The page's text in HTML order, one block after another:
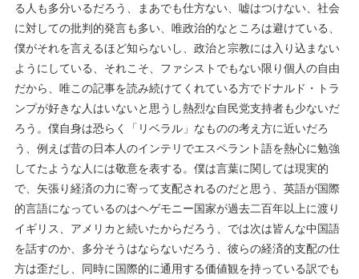
る人も多分いるだろう、まあでも仕方ない、嘘はつけない、社会
に対しての批判的発言も多い、唯政治的なところは避けている、
僕がそれを言えるほど知らないし、政治と宗教には入り込まない
ようにしている、それこそ、ファシストでもない限り個人の自由
だから、唯この記事を読み続けてくれている方でドナルド・トラ
ンプが好きな人はいないと思うし熱烈な自民党支持者も少ないだ
ろう。僕自身は恐らく「リベラル」なものの考え方に近いだろ
う、例えば昔の日本人のインテリでエスペラント語を熱心に勉強
してたような人には敬意を表する。僕は言葉に関しては現実的
で、矢張り経済の力に寄って支配されるのだと思う、英語が国際
的言語になっているのはヘゲモニー国家が過去二百年以上に渡り
イギリス、アメリカと続いたからだろう、では次は皆んな中国語
を話すのか、多分そうはならないだろう、彼らの経済的支配の仕
方は歪だし、同時に国際的に通用する価値観を持っている訳でも